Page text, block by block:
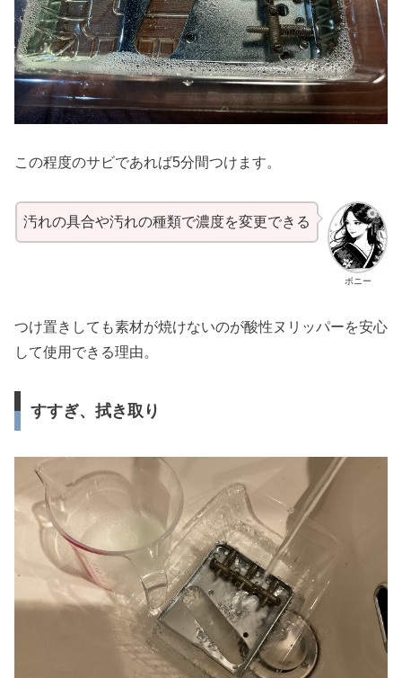
この程度のサビであれば5分間つけます。
ボニー
汚れの具合や汚れの種類で濃度を変更できる
つけ置きしても素材が焼けないのが酸性ヌリッパーを安心
して使用できる理由。
すすぎ、拭き取り